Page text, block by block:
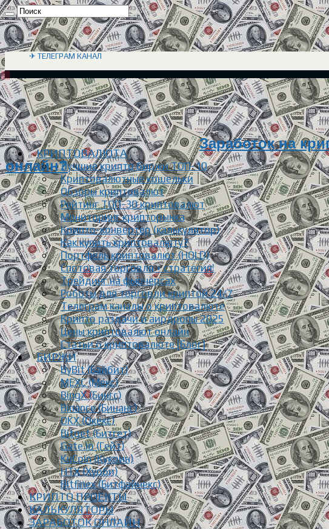
✈ ТЕЛЕГРАМ КАНАЛ
Заработок на
онлайн?
КРИПТОВАЛЮТА
Лучшие крипто биржи ТОП-10
Криптовалютные кошельки
Обзоры криптовалют
Рейтинг ТОП-30 криптовалют
Мониторинг крипторынка
Крипто-конвертер (калькулятор)
Как купить криптовалюту?
Портфель криптовалют (HOLD)
Спотовая торговля + стратегия!
Трейдинг на фьючерсах
Роботы для торговли криптой 24/7
Телеграм каналы о криптовалюте
Крипто раздачи и аирдропы 2025
Цены криптовалют онлайн
Статьи о криптовалюте [Блог]
БИРЖИ
ByBit (Байбит)
MEXC (Мекс)
BingX (Бингс)
Binance (Бинанс)
OKX (Окекс)
Bitget (Битгет)
Gate.io (Гейт)
KuCoin (Кукоин)
HTX (Хуоби)
Bitfinex (Битфайнекс)
КРИПТО ПРОЕКТЫ
КАЛЬКУЛЯТОРЫ
ЗАРАБОТОК ОНЛАЙН